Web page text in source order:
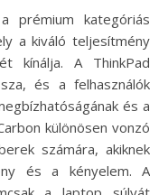
a kiváló teljesítmény
kínálja. A ThinkPad
és a felhasználók
és a
különösen vonzó
számára, akiknek
és a kényelem. A